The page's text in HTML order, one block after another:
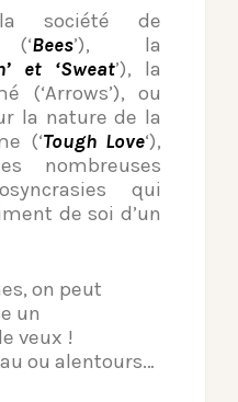
société de
(‘Bees’), la
et ‘Sweat’), la
(‘Arrows’), ou
la nature de la
(‘Tough Love‘),
nombreuses
qui
de soi d’un
on peut
un
veux !
ou alentours…